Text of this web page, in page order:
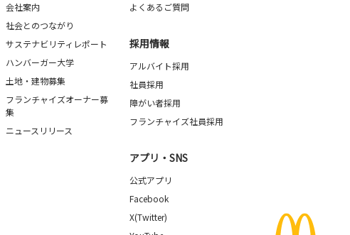
会社案内
社会とのつながり
サステナビリティレポート
ハンバーガー大学
土地・建物募集
フランチャイズオーナー募
集
ニュースリリース
よくあるご質問
採用情報
アルバイト採用
社員採用
障がい者採用
フランチャイズ社員採用
アプリ・SNS
公式アプリ
Facebook
X(Twitter)